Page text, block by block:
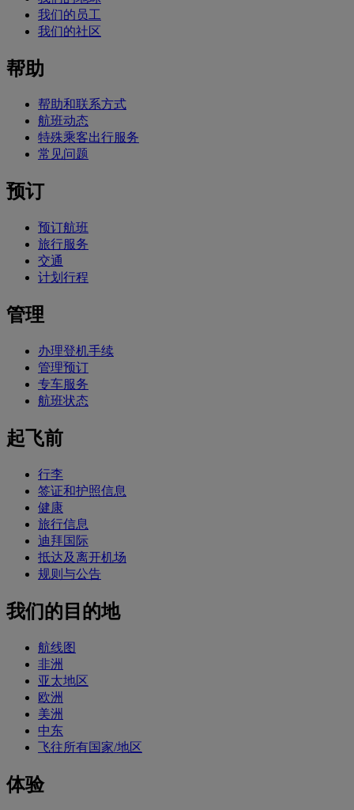
我们的员工
我们的社区
帮助
帮助和联系方式
航班动态
特殊乘客出行服务
常见问题
预订
预订航班
旅行服务
交通
计划行程
管理
办理登机手续
管理预订
专车服务
航班状态
起飞前
行李
签证和护照信息
健康
旅行信息
迪拜国际
抵达及离开机场
规则与公告
我们的目的地
航线图
非洲
亚太地区
欧洲
美洲
中东
飞往所有国家/地区
体验